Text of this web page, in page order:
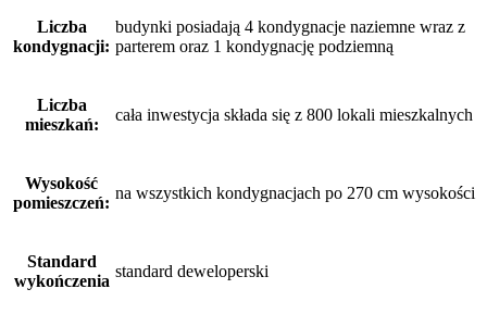
Liczba
kondygnacji:
budynki posiadają 4 kondygnacje naziemne wraz z
parterem oraz 1 kondygnację podziemną
Liczba
mieszkań:
cała inwestycja składa się z 800 lokali mieszkalnych
Wysokość
pomieszczeń:
na wszystkich kondygnacjach po 270 cm wysokości
Standard
wykończenia
standard deweloperski